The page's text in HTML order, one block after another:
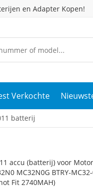
en Adapter Kopen!
Verkochte
batterij